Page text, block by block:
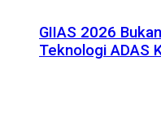
GIIAS 2026
Teknologi ADAS